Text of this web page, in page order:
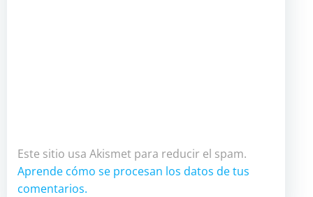
Este sitio usa Akismet para reducir el spam.
Aprende cómo se procesan los datos de tus
comentarios.